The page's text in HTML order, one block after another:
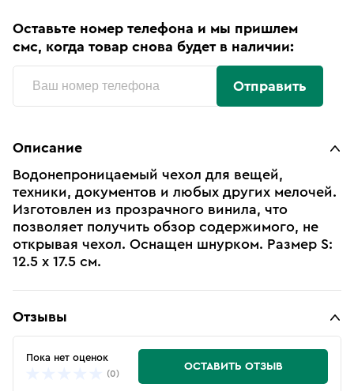
Оставьте номер телефона и мы пришлем
смс, когда товар снова будет в наличии:
Отправить
Описание
Водонепроницаемый чехол для вещей,
техники, документов и любых других мелочей.
Изготовлен из прозрачного винила, что
позволяет получить обзор содержимого, не
открывая чехол. Оснащен шнурком. Размер S:
12.5 х 17.5 см.
Отзывы
Пока нет оценок
(0)
ОСТАВИТЬ ОТЗЫВ